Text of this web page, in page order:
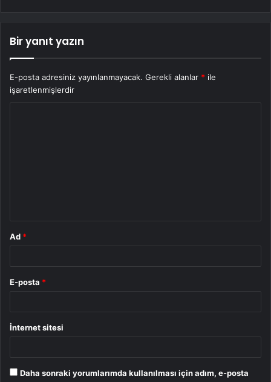
Bir yanıt yazın
E-posta adresiniz yayınlanmayacak. Gerekli alanlar * ile
işaretlenmişlerdir
Ad *
E-posta *
İnternet sitesi
Daha sonraki yorumlarımda kullanılması için adım, e-posta